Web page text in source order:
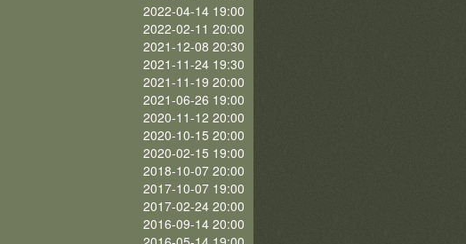
2022-04-14 19:00
2022-02-11 20:00
2021-12-08 20:30
2021-11-24 19:30
2021-11-19 20:00
2021-06-26 19:00
2020-11-12 20:00
2020-10-15 20:00
2020-02-15 19:00
2018-10-07 20:00
2017-10-07 19:00
2017-02-24 20:00
2016-09-14 20:00